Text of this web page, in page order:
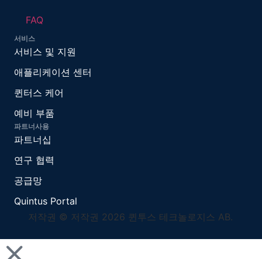
FAQ
서비스
서비스 및 지원
애플리케이션 센터
퀸터스 케어
예비 부품
파트너사용
파트너십
연구 협력
공급망
Quintus Portal
저작권 © 저작권 2026 퀸투스 테크놀로지스 AB.